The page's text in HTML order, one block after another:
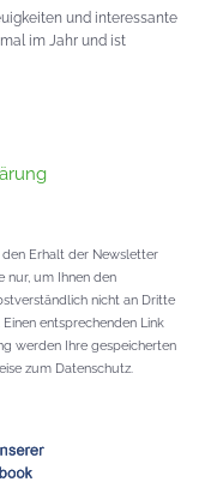
und interessante
im Jahr und ist
Erhalt der Newsletter
nur, um Ihnen den
nicht an Dritte
entsprechenden Link
werden Ihre gespeicherten
zum Datenschutz.